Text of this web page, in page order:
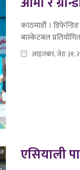
काठमाडौं ।
बास्केटबल
आइतबार, जेठ ३१,
एसियाली